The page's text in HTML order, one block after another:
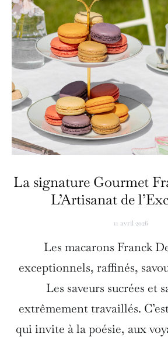
La signature Gourmet
L’Artisanat de
11 avril 2026
Les macarons Franck
exceptionnels, raffinés,
Les saveurs sucrées et
extrêmement travaillés.
qui invite à la poésie, aux